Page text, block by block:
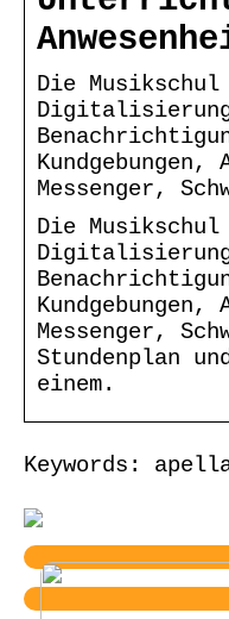
Die Musikschul
Messenger,
Die Musikschul
Messenger,
Stundenplan
einem.
Keywords: